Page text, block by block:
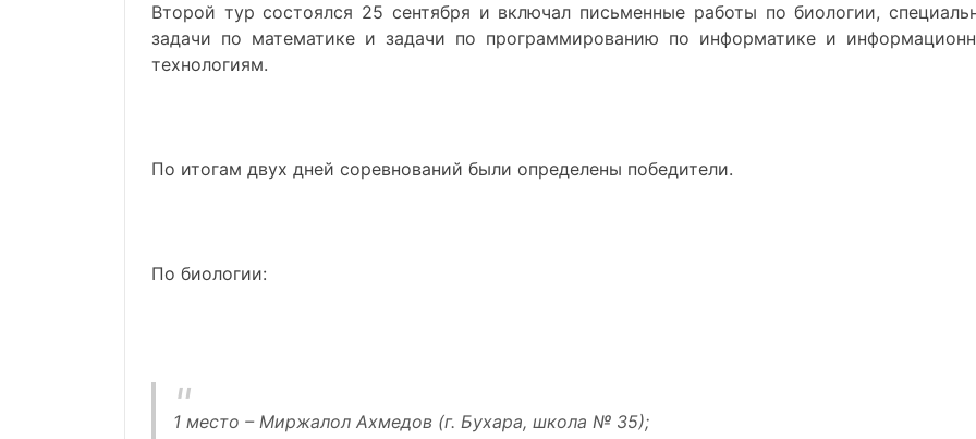
Второй тур состоялся 25 сентября и включал письменные работы по биологии,
задачи по математике и задачи по программированию по информатике и
технологиям.
По итогам двух дней соревнований были определены победители.
По биологии:
1 место – Миржалол Ахмедов (г. Бухара, школа № 35);